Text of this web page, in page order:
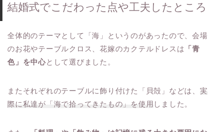
結婚式でこだわった点や工夫したところ
全体的のテーマとして「海」というのがあったので、会場
のお花やテーブルクロス、花嫁のカクテルドレスは 「青
色」を中心として選びました。
またそれぞれのテーブルに飾り付けた「貝殻」などは、 実
際に私達が「海で拾ってきたもの」を使用 しました。